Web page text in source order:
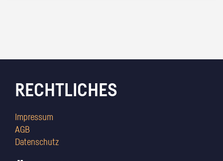
RECHTLICHES
Impressum
AGB
Datenschutz